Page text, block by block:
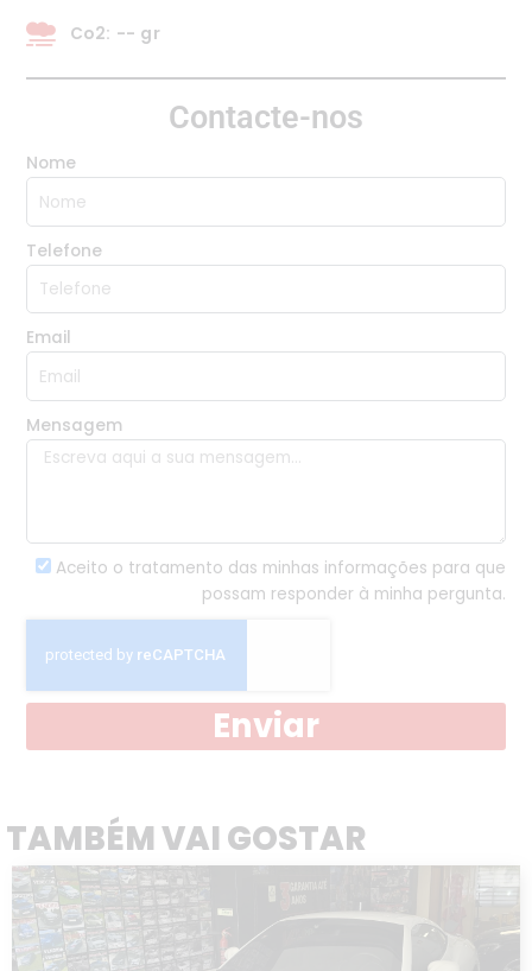
Co2: -- gr
Contacte-nos
Nome
Telefone
Email
Mensagem
Aceito o tratamento das minhas informações para que
possam responder à minha pergunta.
Enviar
TAMBÉM VAI GOSTAR